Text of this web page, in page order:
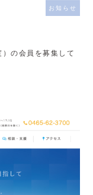
お知らせ
の会員を募集して